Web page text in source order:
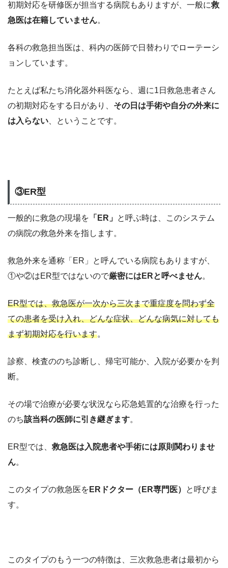
初期対応を研修医が担当する病院もありますが、一般に救
急医は在籍していません。
各科の救急担当医は、科内の医師で日替わりでローテーシ
ョンしています。
たとえば私たち消化器外科医なら、週に1日救急患者さん
の初期対応をする日があり、 その日は手術や自分の外来に
は入らない 、ということです。
③ER型
一般的に救急の現場を 「ER」 と呼ぶ時は、このシステム
の病院の救急外来を指します。
救急外来を通称「ER」と呼んでいる病院もありますが、
①や②はER型ではないので厳密にはERと呼べません。
ER型では、救急医が一次から三次まで重症度を問わず全
ての患者を受け入れ、どんな症状、どんな病気に対しても
まず初期対応を行います。
診察、検査ののち診断し、帰宅可能か、入院が必要かを判
断。
その場で治療が必要な状況なら応急処置的な治療を行った
のち該当科の医師に引き継ぎます。
ER型では、救急医は入院患者や手術には原則関わりませ
ん。
このタイプの救急医を ERドクター（ER専門医）
と呼びま
す。
このタイプのもう一つの特徴は、三次救急患者は最初から